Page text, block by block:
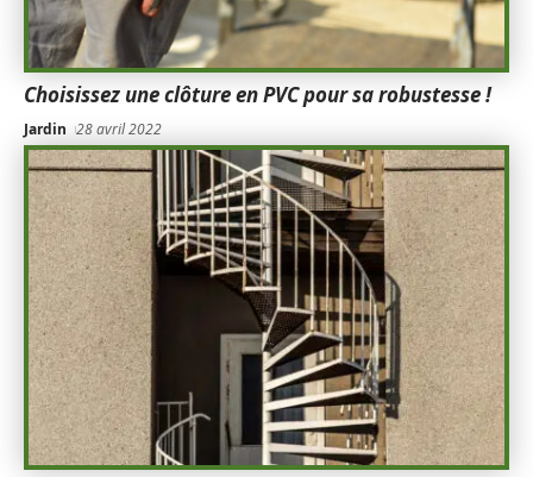
Choisissez une clôture en PVC pour sa robustesse !
Jardin 28 avril 2022